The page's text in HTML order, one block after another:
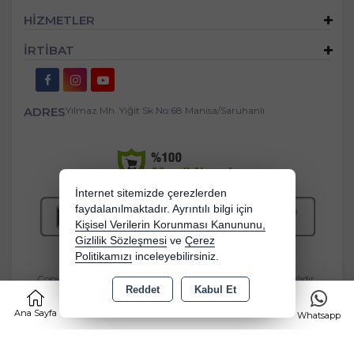
Ana Sayfa Whatsapp
HİZMETLER
İRTİBAT
ADRESYılmaz Mh. Yiğit Sk No:68 Manisa/Saruhanlı
Copyright 2026 bebekbeziburada.com - Tüm hakları saklıdır.
Kredi kartı bilgileriniz 256bit SSL sertifikası ile korunmaktadır.
İnternet sitemizde çerezlerden
faydalanılmaktadır. Ayrıntılı bilgi için
Kişisel Verilerin Korunması Kanununu,
Gizlilik Sözleşmesi ve Çerez
Politikamızı inceleyebilirsiniz.
Reddet Kabul Et